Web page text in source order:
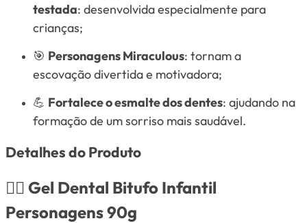
testada: desenvolvida especialmente para
crianças;
🎯 Personagens Miraculous: tornam a
escovação divertida e motivadora;
💪 Fortalece o esmalte dos dentes: ajudando na
formação de um sorriso mais saudável.
Detalhes do Produto
🦸‍♀️ Gel Dental Bitufo Infantil
Personagens 90g